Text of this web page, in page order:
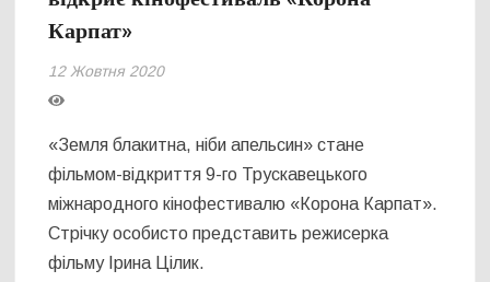
Карпат»
12 Жовтня 2020
«Земля блакитна, ніби апельсин» стане
фільмом-відкриття 9-го Трускавецького
міжнародного кінофестивалю «Корона Карпат».
Стрічку особисто представить режисерка
фільму Ірина Цілик.